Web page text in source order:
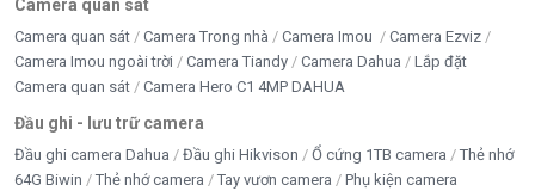
Camera quan sát
Camera quan sát Camera Trong nhà Camera Imou
Camera Ezviz
Camera Imou ngoài trời
Camera Tiandy Camera Dahua
Lắp đặt
Camera quan sát
Camera Hero C1 4MP DAHUA
Đầu ghi - lưu trữ camera
Đầu ghi camera Dahua Đầu ghi Hikvison Ổ cứng 1TB camera
Thẻ nhớ
64G Biwin
Thẻ nhớ camera Tay vươn camera Phụ kiện camera